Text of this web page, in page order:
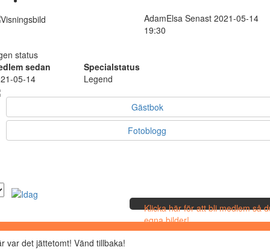
AdamElsa Senast 2021-05-14
19:30
status
sedan
Specialstatus
05-14
Legend
Gästbok
Fotoblogg
Klicka här för att bli medlem så
egna bilder!
var det jättetomt! Vänd tillbaka!